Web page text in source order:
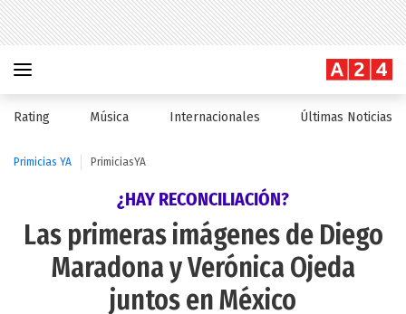
Rating Música Internacionales Últimas Noticias
Primicias YA PrimiciasYA
¿HAY RECONCILIACIÓN?
Las primeras imágenes de Diego
Maradona y Verónica Ojeda
juntos en México